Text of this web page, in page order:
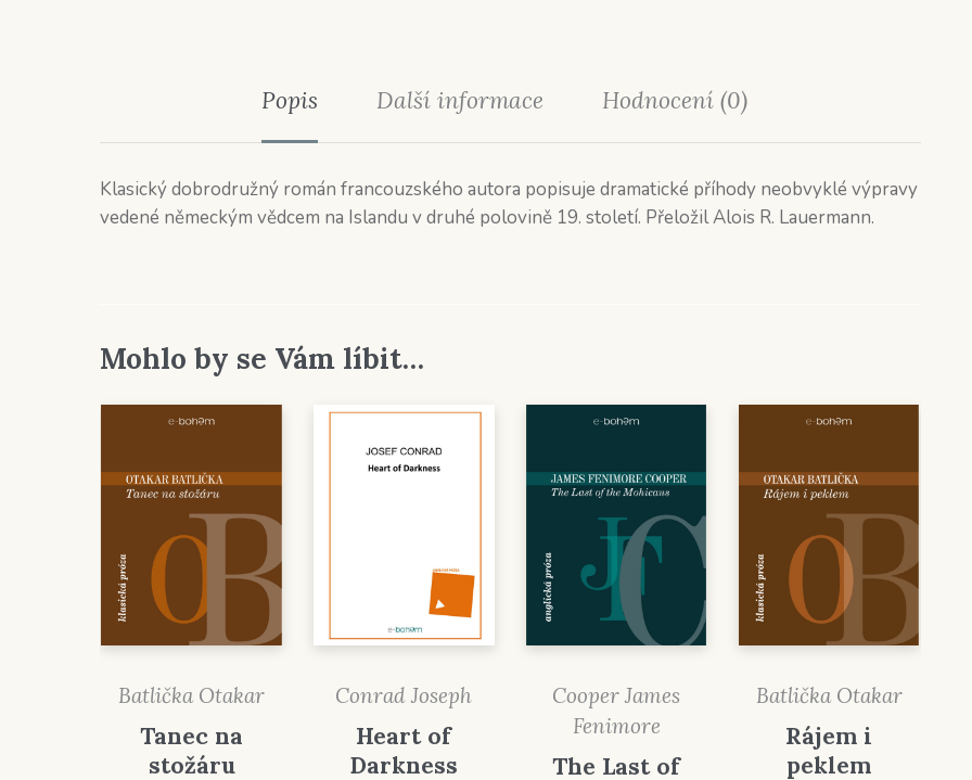
Popis Další informace Hodnocení (0)
Klasický dobrodružný román francouzského autora popisuje dramatické příhody neobvyklé výpravy
vedené německým vědcem na Islandu v druhé polovině 19. století. Přeložil Alois R. Lauermann.
Mohlo by se Vám líbit…
Batlička Otakar
Tanec na
stožáru
Conrad Joseph
Heart of
Darkness
Cooper James
Fenimore
The Last of
Batlička Otakar
Rájem i
peklem